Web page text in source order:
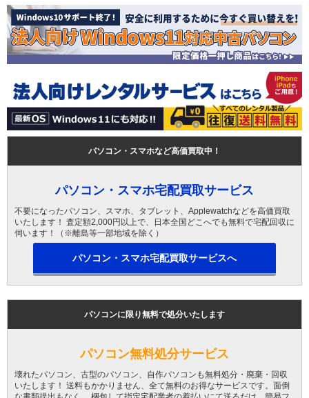
パソコン・スマホなど高価買取中！
パソコン・スマホ宅配買取サービス
不要になったパソコン、スマホ、タブレット、Applewatchなどを高価買取
いたします！ 査定額2,000円以上で、日本全国どこへでも無料で宅配回収に
伺います！（※離島等一部地域を除く）
パソコン・スマホ宅配買取サービスへ
パソコンに限り無料で処分いたします
パソコン無料処分サービス
壊れたパソコン、古型のパソコン、自作パソコンも無料処分・廃棄・回収
いたします！ 送料もかかりません、全て無料のお得なサービスです。面倒